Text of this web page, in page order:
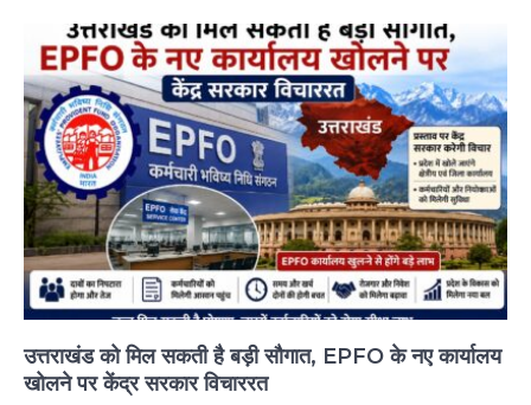
उत्तराखंड को मिल सकती है बड़ी सौगात, EPFO के नए कार्यालय
खोलने पर केंद्र सरकार विचाररत